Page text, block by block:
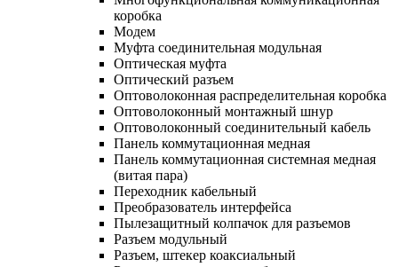
коробка
Модем
Муфта соединительная модульная
Оптическая муфта
Оптический разъем
Оптоволоконная распределительная коробка
Оптоволоконный монтажный шнур
Оптоволоконный соединительный кабель
Панель коммутационная медная
Панель коммутационная системная медная
(витая пара)
Переходник кабельный
Преобразователь интерфейса
Пылезащитный колпачок для разъемов
Разъем модульный
Разъем, штекер коаксиальный